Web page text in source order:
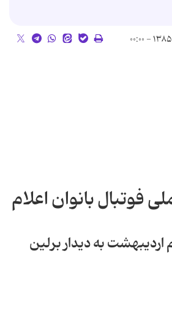
فوتبال بانوان اعلام
به دیدار برلین